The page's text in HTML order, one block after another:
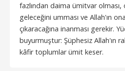
fazlından daima ümitvar olması,
geleceğini umması ve Allah'ın
çıkaracağına inanması gerekir.
buyurmuştur: Şüphesiz Allah'ın
kâfir toplumlar ümit keser.